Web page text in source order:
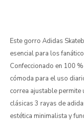
Este gorro Adidas
esencial para los
Confeccionado en 100
cómoda para el uso
correa ajustable permite
clásicas 3 rayas de
estética minimalista y